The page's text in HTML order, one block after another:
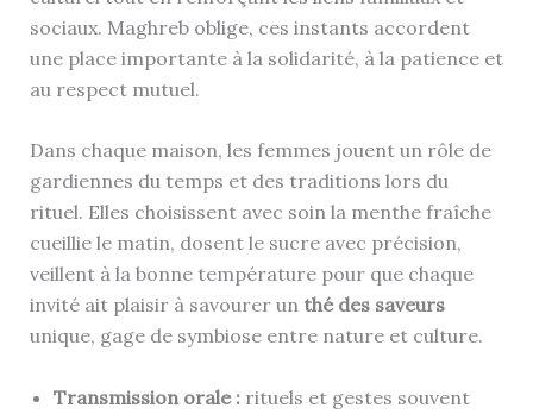
sociaux. Maghreb oblige, ces instants accordent
une place importante à la solidarité, à la patience et
au respect mutuel.
Dans chaque maison, les femmes jouent un rôle de
gardiennes du temps et des traditions lors du
rituel. Elles choisissent avec soin la menthe fraîche
cueillie le matin, dosent le sucre avec précision,
veillent à la bonne température pour que chaque
invité ait plaisir à savourer un thé des saveurs
unique, gage de symbiose entre nature et culture.
Transmission orale :rituels et gestes souvent